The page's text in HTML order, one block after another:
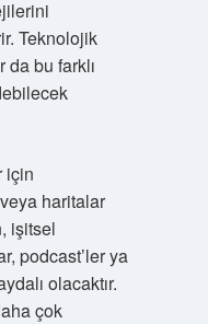
Teknolojik
bu farklı
için
haritalar
işitsel
podcast’ler ya
olacaktır.
çok